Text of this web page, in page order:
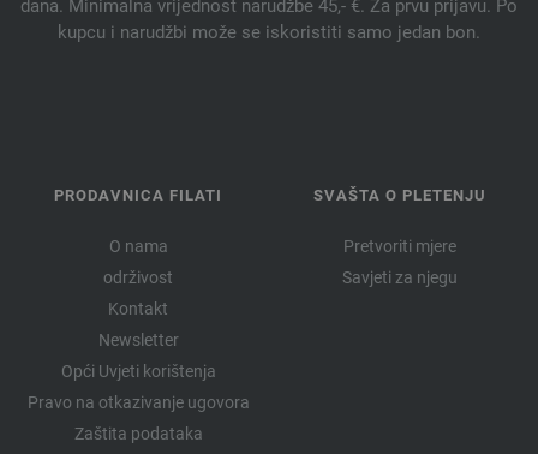
dana. Minimalna vrijednost narudžbe 45,- €. Za prvu prijavu. Po
kupcu i narudžbi može se iskoristiti samo jedan bon.
PRODAVNICA FILATI
O nama
održivost
Kontakt
Newsletter
Opći Uvjeti korištenja
Pravo na otkazivanje ugovora
Zaštita podataka
SVAŠTA O PLETENJU
Pretvoriti mjere
Savjeti za njegu